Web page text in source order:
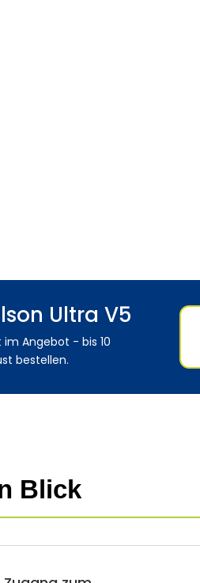
Ultra V5
im Angebot - bis 10
bestellen.
Blick